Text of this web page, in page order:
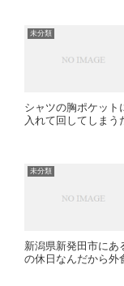
未分類
シャツの胸ポケッ
入れて回してしまう
未分類
新潟県新発田市にあ
の休日なんだから外